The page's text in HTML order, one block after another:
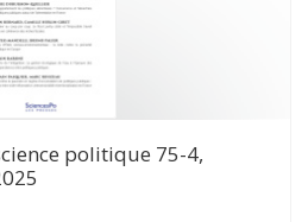
politique 75-4,